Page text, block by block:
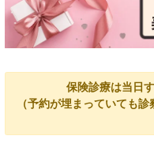
保険診療は当日
（予約が埋まっていても